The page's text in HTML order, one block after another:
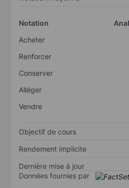
Notation
Acheter
Renforcer
Conserver
Alléger
Vendre
Objectif de cours
Rendement implicite
Dernière mise à jour
Données fournies par